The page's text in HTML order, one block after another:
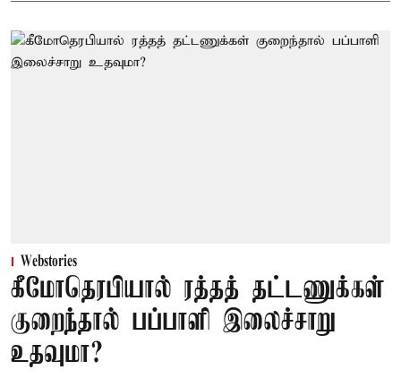
Webstories
கீமோதெரபியால் ரத்தத் தட்டணுக்கள்
குறைந்தால் பப்பாளி இலைச்சாறு
உதவுமா?